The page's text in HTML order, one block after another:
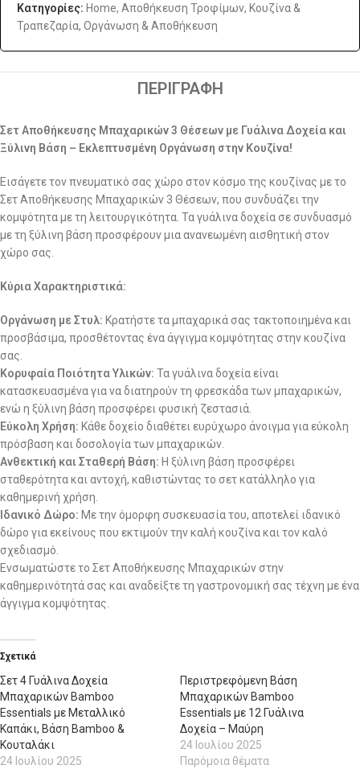
Κατηγορίες: Home, Αποθήκευση Τροφίμων, Κουζίνα &
Τραπεζαρία, Οργάνωση & Αποθήκευση
ΠΕΡΙΓΡΑΦΉ
Σετ Αποθήκευσης Μπαχαρικών 3 Θέσεων με Γυάλινα Δοχεία και
Ξύλινη Βάση – Εκλεπτυσμένη Οργάνωση στην Κουζίνα!
Εισάγετε τον πνευματικό σας χώρο στον κόσμο της κουζίνας με το
Σετ Αποθήκευσης Μπαχαρικών 3 Θέσεων, που συνδυάζει την
κομψότητα με τη λειτουργικότητα. Τα γυάλινα δοχεία σε συνδυασμό
με τη ξύλινη βάση προσφέρουν μια ανανεωμένη αισθητική στον
χώρο σας.
Κύρια Χαρακτηριστικά:
Οργάνωση με Στυλ: Κρατήστε τα μπαχαρικά σας τακτοποιημένα και
προσβάσιμα, προσθέτοντας ένα άγγιγμα κομψότητας στην κουζίνα
σας.
Κορυφαία Ποιότητα Υλικών: Τα γυάλινα δοχεία είναι
κατασκευασμένα για να διατηρούν τη φρεσκάδα των μπαχαρικών,
ενώ η ξύλινη βάση προσφέρει φυσική ζεστασιά.
Εύκολη Χρήση: Κάθε δοχείο διαθέτει ευρύχωρο άνοιγμα για εύκολη
πρόσβαση και δοσολογία των μπαχαρικών.
Ανθεκτική και Σταθερή Βάση: Η ξύλινη βάση προσφέρει
σταθερότητα και αντοχή, καθιστώντας το σετ κατάλληλο για
καθημερινή χρήση.
Ιδανικό Δώρο: Με την όμορφη συσκευασία του, αποτελεί ιδανικό
δώρο για εκείνους που εκτιμούν την καλή κουζίνα και τον καλό
σχεδιασμό.
Ενσωματώστε το Σετ Αποθήκευσης Μπαχαρικών στην
καθημερινότητά σας και αναδείξτε τη γαστρονομική σας τέχνη με ένα
άγγιγμα κομψότητας.
Σχετικά
Σετ 4 Γυάλινα Δοχεία
Μπαχαρικών Bamboo
Essentials με Μεταλλικό
Καπάκι, Βάση Bamboo &
Κουταλάκι
24 Ιουλίου 2025
Περιστρεφόμενη Βάση
Μπαχαρικών Bamboo
Essentials με 12 Γυάλινα
Δοχεία – Μαύρη
24 Ιουλίου 2025
Παρόμοια θέματα